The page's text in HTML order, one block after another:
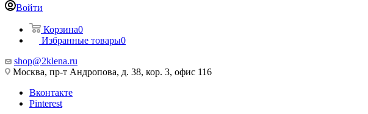
Войти
Корзина0
Избранные товары0
shop@2klena.ru
Москва, пр-т Андропова, д. 38, кор. 3, офис 116
Вконтакте
Pinterest